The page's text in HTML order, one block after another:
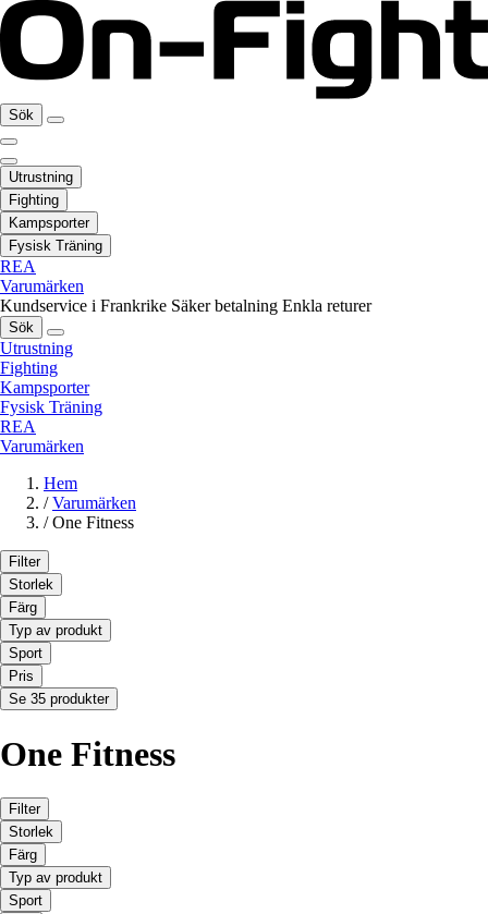
Sök
Utrustning
Fighting
Kampsporter
Fysisk Träning
REA
Varumärken
Kundservice i Frankrike Säker betalning Enkla returer
Sök
Utrustning
Fighting
Kampsporter
Fysisk Träning
REA
Varumärken
Hem
/ Varumärken
/ One Fitness
Filter
Storlek
Färg
Typ av produkt
Sport
Pris
Se 35 produkter
One Fitness
Filter
Storlek
Färg
Typ av produkt
Sport